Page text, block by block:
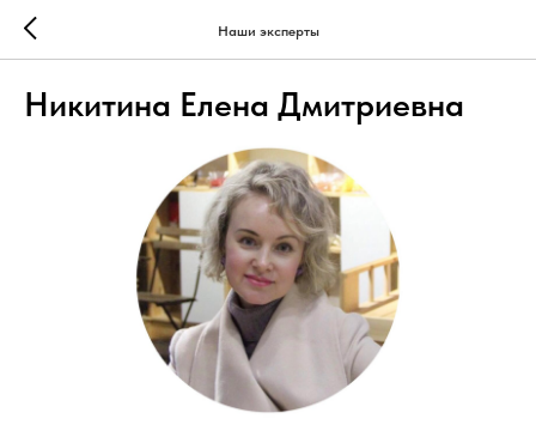
Наши эксперты
Никитина Елена Дмитриевна